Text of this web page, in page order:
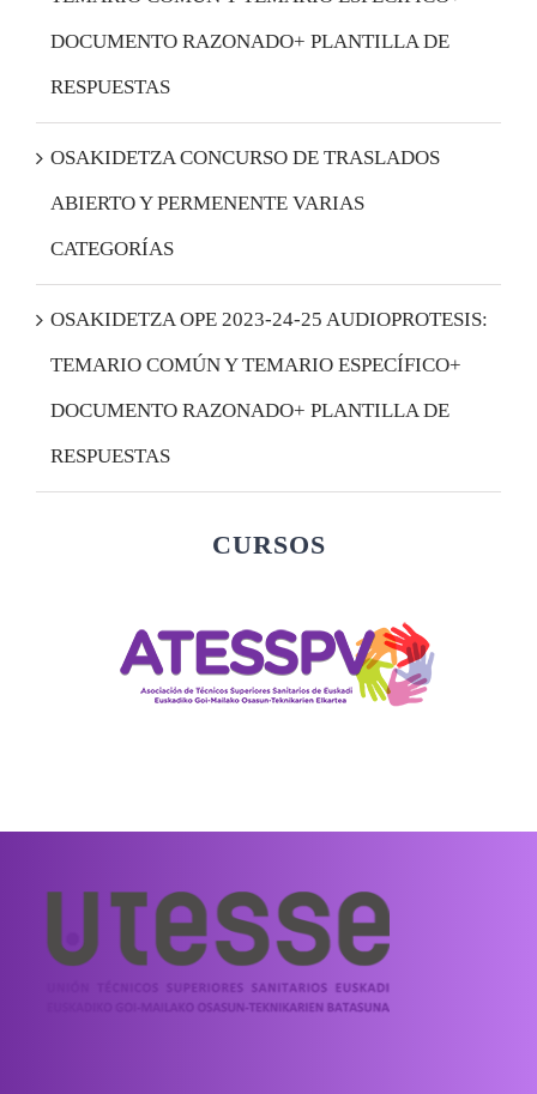
DOCUMENTO RAZONADO+ PLANTILLA DE
RESPUESTAS
OSAKIDETZA CONCURSO DE TRASLADOS
ABIERTO Y PERMENENTE VARIAS
CATEGORÍAS
OSAKIDETZA OPE 2023-24-25 AUDIOPROTESIS:
TEMARIO COMÚN Y TEMARIO ESPECÍFICO+
DOCUMENTO RAZONADO+ PLANTILLA DE
RESPUESTAS
CURSOS